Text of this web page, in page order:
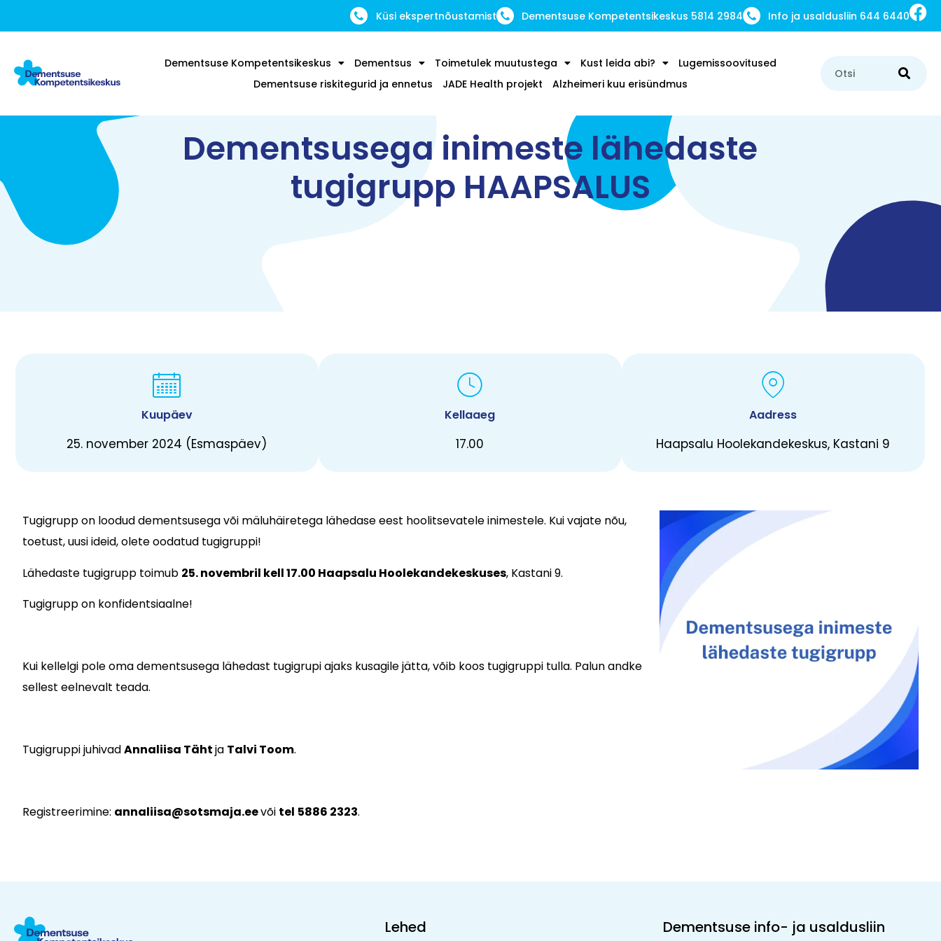
Info ja usaldusliin 644 6440
Dementsuse Kompetentsikeskus 5814 2984
Küsi ekspertnõustamist
Dementsuse Kompetentsikeskus Dementsus Toimetulek muutustega Kust leida abi?
Lugemissoovitused
Dementsuse riskitegurid ja ennetus
JADE Health projekt Alzheimeri kuu erisündmus
Dementsusega inimeste lähedaste
tugigrupp HAAPSALUS
Kuupäev
25. november 2024 (Esmaspäev)
Kellaaeg
17.00
Aadress
Haapsalu Hoolekandekeskus, Kastani 9
Tugigrupp on loodud dementsusega või mäluhäiretega lähedase eest hoolitsevatele inimestele. Kui vajate nõu,
toetust, uusi ideid, olete oodatud tugigruppi!
Lähedaste tugigrupp toimub 25. novembril kell 17.00 Haapsalu Hoolekandekeskuses, Kastani 9.
Tugigrupp on konfidentsiaalne!
Kui kellelgi pole oma dementsusega lähedast tugigrupi ajaks kusagile jätta, võib koos tugigruppi tulla. Palun andke
sellest eelnevalt teada.
Tugigruppi juhivadAnnaliisa Tähtja Talvi Toom.
Registreerimine: annaliisa@sotsmaja.eevõi tel 5886 2323.
Lehed Dementsuse info- ja usaldusliin